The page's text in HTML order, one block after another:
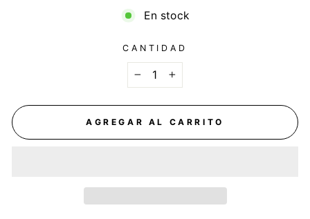
En stock
CANTIDAD
+
AGREGAR AL CARRITO